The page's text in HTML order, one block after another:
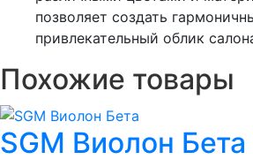
позволяет создать
привлекательный облик
Похожие товары
SGM Виолон Бета